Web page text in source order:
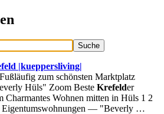
|kueppersliving|
zum schönsten Marktplatz
Hüls" Zoom Beste Krefelder
Charmantes Wohnen mitten in Hüls 1 2
— "Beverly …